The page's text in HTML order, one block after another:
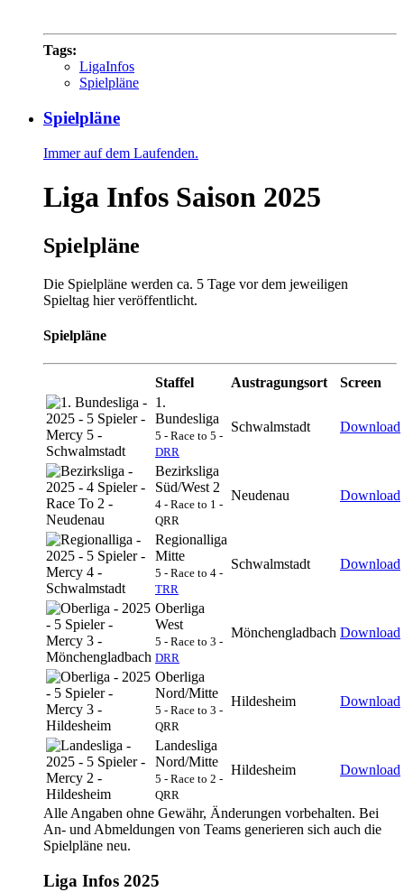
Tags:
LigaInfos
Spielpläne
Spielpläne
Immer auf dem Laufenden.
Liga Infos Saison 2025
Spielpläne
Die Spielpläne werden ca. 5 Tage vor dem jeweiligen
Spieltag hier veröffentlicht.
Spielpläne
Staffel Austragungsort
Screen
1.
Bundesliga
5 - Race to 5 -
DRR
Schwalmstadt Download
Bezirksliga
Süd/West 2
4 - Race to 1 -
QRR
Neudenau Download
Regionalliga
Mitte
5 - Race to 4 -
TRR
Schwalmstadt Download
Oberliga
West
5 - Race to 3 -
DRR
Mönchengladbach Download
Oberliga
Nord/Mitte
5 - Race to 3 -
QRR
Hildesheim Download
Landesliga
Nord/Mitte
5 - Race to 2 -
QRR
Hildesheim Download
Alle Angaben ohne Gewähr, Änderungen vorbehalten. Bei
An- und Abmeldungen von Teams generieren sich auch die
Spielpläne neu.
Liga Infos 2025